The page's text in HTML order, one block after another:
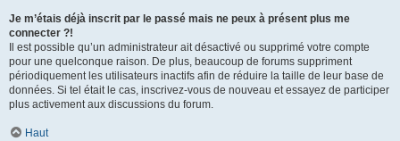
Je m’étais déjà inscrit par le passé mais ne peux à présent plus me
connecter ?!
Il est possible qu’un administrateur ait désactivé ou supprimé votre compte
pour une quelconque raison. De plus, beaucoup de forums suppriment
périodiquement les utilisateurs inactifs afin de réduire la taille de leur base de
données. Si tel était le cas, inscrivez-vous de nouveau et essayez de participer
plus activement aux discussions du forum.
Haut